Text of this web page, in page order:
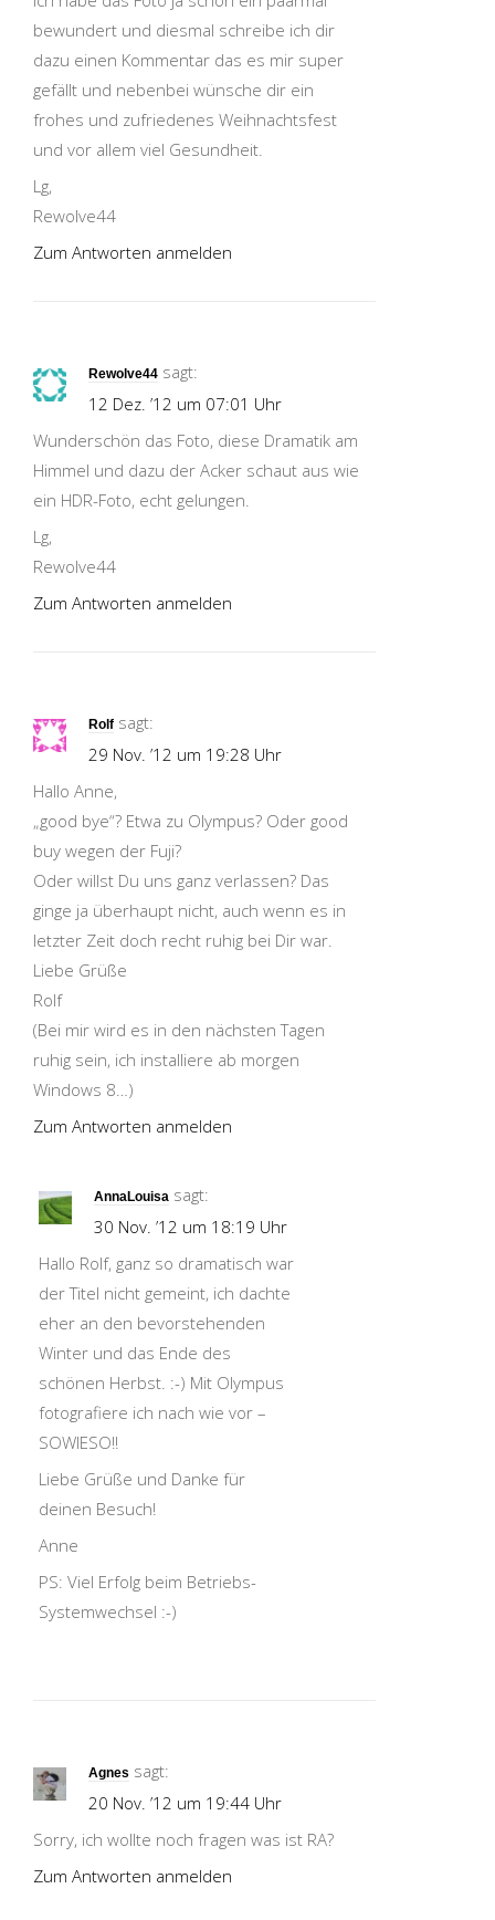
bewundert und diesmal schreibe ich dir
dazu einen Kommentar das es mir super
gefällt und nebenbei wünsche dir ein
frohes und zufriedenes Weihnachtsfest
und vor allem viel Gesundheit.
Lg,
Rewolve44
Zum Antworten anmelden
Rewolve44 sagt:
12 Dez. ’12 um 07:01 Uhr
Wunderschön das Foto, diese Dramatik am
Himmel und dazu der Acker schaut aus wie
ein HDR-Foto, echt gelungen.
Lg,
Rewolve44
Zum Antworten anmelden
Rolf sagt:
29 Nov. ’12 um 19:28 Uhr
Hallo Anne,
„good bye“? Etwa zu Olympus? Oder good
buy wegen der Fuji?
Oder willst Du uns ganz verlassen? Das
ginge ja überhaupt nicht, auch wenn es in
letzter Zeit doch recht ruhig bei Dir war.
Liebe Grüße
Rolf
(Bei mir wird es in den nächsten Tagen
ruhig sein, ich installiere ab morgen
Windows 8…)
Zum Antworten anmelden
AnnaLouisa sagt:
30 Nov. ’12 um 18:19 Uhr
Hallo Rolf, ganz so dramatisch war
der Titel nicht gemeint, ich dachte
eher an den bevorstehenden
Winter und das Ende des
schönen Herbst. :-) Mit Olympus
fotografiere ich nach wie vor –
SOWIESO!!
Liebe Grüße und Danke für
deinen Besuch!
Anne
PS: Viel Erfolg beim Betriebs-
Systemwechsel :-)
Agnes sagt:
20 Nov. ’12 um 19:44 Uhr
Sorry, ich wollte noch fragen was ist RA?
Zum Antworten anmelden